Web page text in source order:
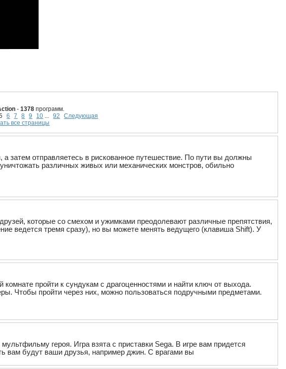
- 1378программ.
6 7 8 9 10 ... 92
Следующая
все страницы
а затем отправляетесь в рискованное путешествие. По пути вы должны
различных живых или механических монстров, обильно
которые со смехом и ужимками преодолевают различные препятствия,
ведется тремя сразу), но вы можете менять ведущего (клавиша Shift). У
пройти к сундукам с драгоценностями и найти ключ от выхода.
Чтобы пройти через них, можно пользоваться подручными предметами.
героя. Игра взята с приставки Sega. В игре вам придется
вам будут ваши друзья, например джин. С врагами вы